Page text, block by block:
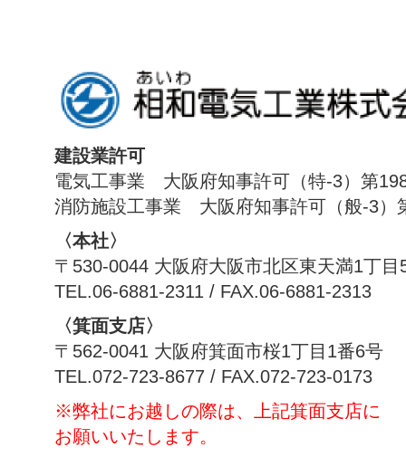
建設業許可
電気工事業 大阪府知事許可（特-3）第
消防施設工事業 大阪府知事許可（般-3）
〈本社〉
〒530-0044 大阪府大阪市北区東天満1丁目
TEL.06-6881-2311 / FAX.06-6881-2313
〈箕面支店〉
〒562-0041 大阪府箕面市桜1丁目1番6号
TEL.072-723-8677 / FAX.072-723-0173
※弊社にお越しの際は、上記箕面支店に
お願いいたします。